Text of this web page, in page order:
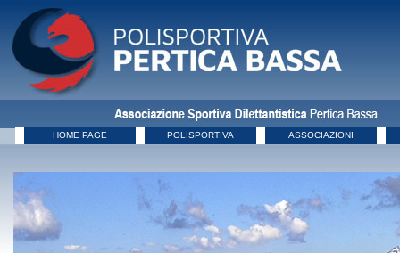
HOME PAGE POLISPORTIVA ASSOCIAZIONI